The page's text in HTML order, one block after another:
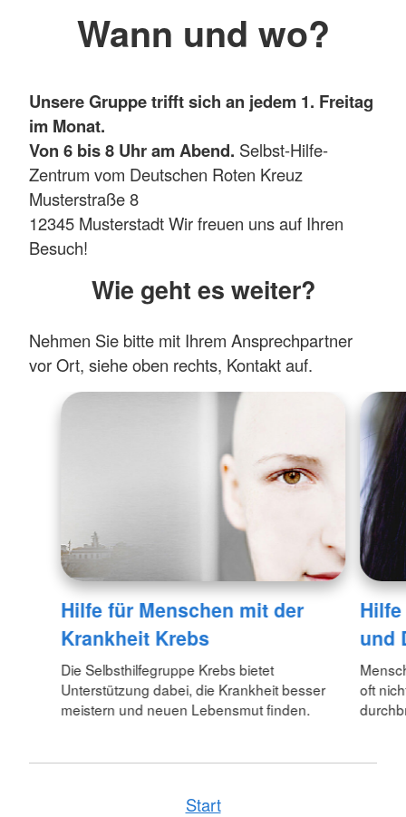
Wann und wo?
Unsere Gruppe trifft sich an jedem 1. Freitag
im Monat.
Von 6 bis 8 Uhr am Abend. Selbst-Hilfe-
Zentrum vom Deutschen Roten Kreuz
Musterstraße 8
12345 Musterstadt Wir freuen uns auf Ihren
Besuch!
Wie geht es weiter?
Nehmen Sie bitte mit Ihrem Ansprechpartner
vor Ort, siehe oben rechts, Kontakt auf.
Hilfe für Menschen mit der
Krankheit Krebs
Die Selbsthilfegruppe Krebs bietet
Unterstützung dabei, die Krankheit besser
meistern und neuen Lebensmut finden.
und
oft
Start